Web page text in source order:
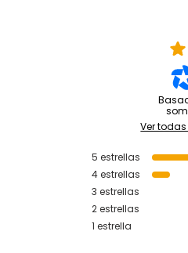
Ver
5 estrellas
4estrellas
3 estrellas
2estrellas
1 estrella